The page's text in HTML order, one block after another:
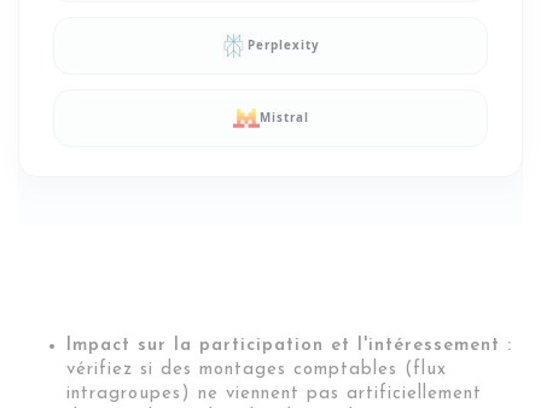
Perplexity
Mistral
Impact sur la participation et l'intéressement :
vérifiez si des montages comptables (flux
intragroupes) ne viennent pas artificiellement